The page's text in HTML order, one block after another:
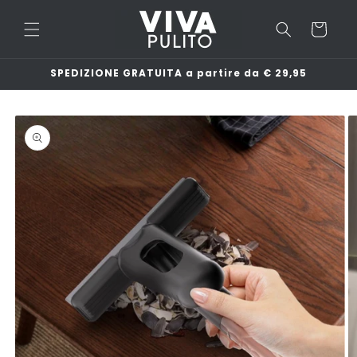
direttamente
ai contenuti
Carrello
SPEDIZIONE GRATUITA a partire da € 29,95
Passa alle
informazioni
sul
prodotto